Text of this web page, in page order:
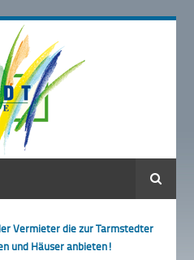
Suche
Vermieter die zur Tarmstedter
und Häuser anbieten!